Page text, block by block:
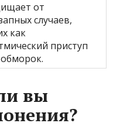
от
случаев,
как
приступ
вы